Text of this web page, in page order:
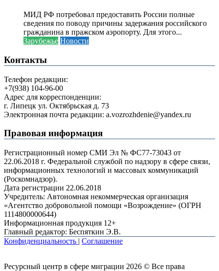
МИД РФ потребовал предоставить России полные
сведения по поводу причины задержания российского
гражданина в пражском аэропорту. Для этого...
Зарубежье Новости
Контакты
Телефон редакции:
+7(938) 104-96-00
Адрес для корреспонденции:
г. Липецк ул. Октябрьская д. 73
Электронная почта редакции: a.vozrozhdenie@yandex.ru
Правовая информация
Регистрационный номер СМИ Эл № ФС77-73043 от
22.06.2018 г. Федеральной службой по надзору в сфере связи,
информационных технологий и массовых коммуникаций
(Роскомнадзор).
Дата регистрации 22.06.2018
Учредитель: Автономная некоммерческая организация
«Агентство добровольной помощи «Возрождение» (ОГРН
1114800000644)
Информационная продукция 12+
Главный редактор: Беспяткин Э.В.
Конфиденциальность | Соглашение
Ресурсный центр в сфере миграции 2026 © Все права